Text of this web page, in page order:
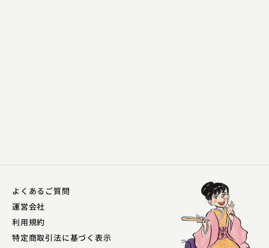
2023.11.25 | 17分
よくあるご質問
運営会社
利用規約
特定商取引法に基づく表示